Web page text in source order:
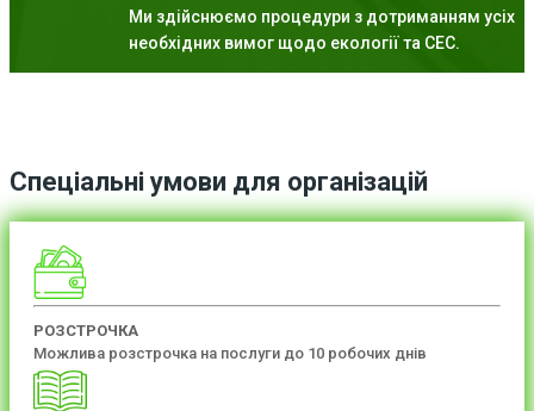
Ми здійснюємо процедури з дотриманням усіх
необхідних вимог щодо екології та СЕС.
Спеціальні умови для організацій
РОЗСТРОЧКА
Можлива розстрочка на послуги до 10 робочих днів